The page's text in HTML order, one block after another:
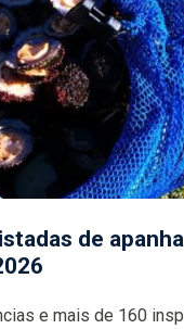
de apanha
160 inspeções